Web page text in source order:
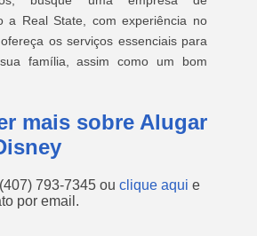
a Real State, com experiência no
os serviços essenciais para
família, assim como um bom
mais sobre Alugar
793-7345 ou clique aqui e
por email.